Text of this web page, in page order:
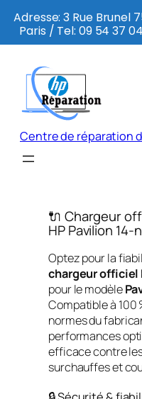
contenu
Centre de réparation
🔌 Chargeur
HP Pavilion 14-
Optez pour la
chargeur officiel
pour le modèle
Compatible à 100
normes du
performances
efficace contre
surchauffes et
Adresse: 3 Rue Brunel
Paris / Tel: 09 54 37